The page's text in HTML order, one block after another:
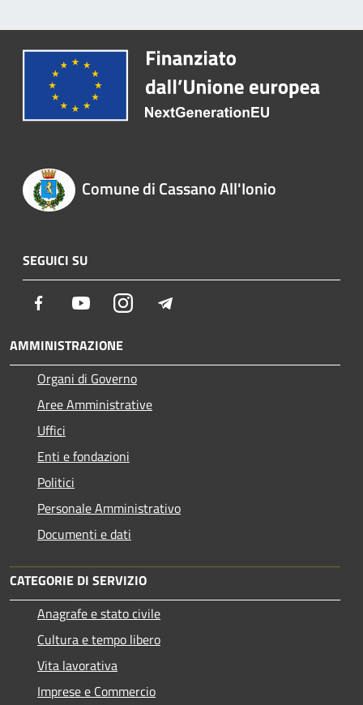
Comune di Cassano All'Ionio
SEGUICI SU
Facebook YoutubeInstagram
AMMINISTRAZIONE
Organi di Governo
Aree Amministrative
Uffici
Enti e fondazioni
Politici
Personale Amministrativo
Documenti e dati
CATEGORIE DI SERVIZIO
Anagrafe e stato civile
Cultura e tempo libero
Vita lavorativa
Imprese e Commercio